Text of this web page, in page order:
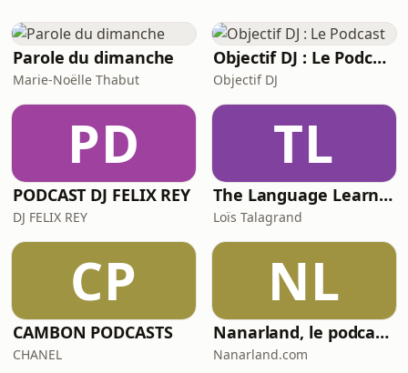
de sélection génétique des abeilles
pour les adapter aux spécificités du
climat méditerranéen
Parole du dimanche
Marie-Noëlle Thabut
Objectif DJ : Le Podcast
Objectif DJ
PD
PODCAST DJ FELIX REY
DJ FELIX REY
TL
The Language Learner
Loïs Talagrand
CP
CAMBON PODCASTS
CHANEL
NL
Nanarland, le podcast - Les mauvais films sympathiques en audio
Nanarland.com